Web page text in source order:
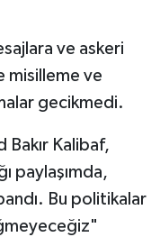
ve askeri
misilleme ve
gecikmedi.
Bakır Kalibaf,
paylaşımda,
Bu politikalar